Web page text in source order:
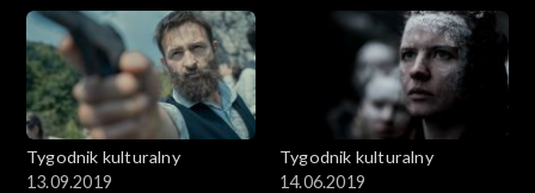
Tygodnik kulturalny
13.09.2019
Tygodnik kulturalny
14.06.2019